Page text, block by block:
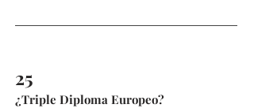
25
¿Triple Diploma Europeo?